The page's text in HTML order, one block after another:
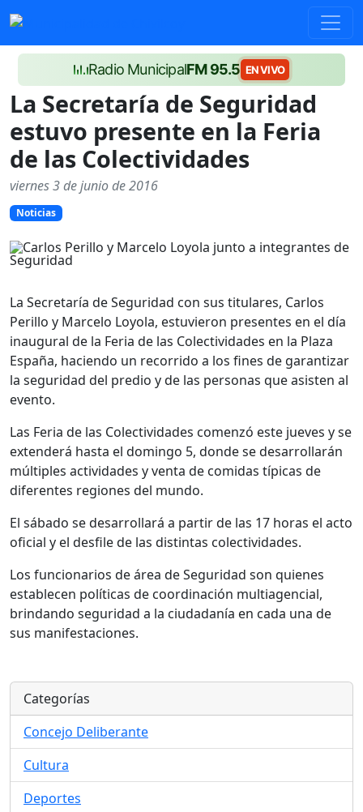
Radio MunicipalFM 95.5 EN VIVO
La Secretaría de Seguridad
estuvo presente en la Feria
de las Colectividades
viernes 3 de junio de 2016
Noticias
La Secretaría de Seguridad con sus titulares, Carlos
Perillo y Marcelo Loyola, estuvieron presentes en el día
inaugural de la Feria de las Colectividades en la Plaza
España, haciendo un recorrido a los fines de garantizar
la seguridad del predio y de las personas que asisten al
evento.
Las Feria de las Colectividades comenzó este jueves y se
extenderá hasta el domingo 5, donde se desarrollarán
múltiples actividades y venta de comidas típicas de
diferentes regiones del mundo.
El sábado se desarrollará a partir de las 17 horas el acto
oficial y el desfile de las distintas colectividades.
Los funcionarios de área de Seguridad son quienes
establecen políticas de coordinación multiagencial,
brindando seguridad a la ciudadanía en cada una de
sus manifestaciones.
Categorías
Concejo Deliberante
Cultura
Deportes